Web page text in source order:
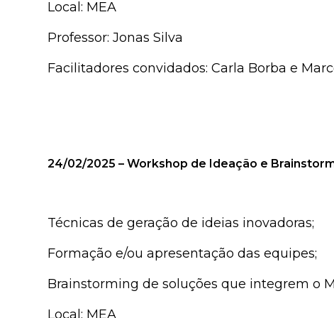
Local: MEA
Professor: Jonas Silva
Facilitadores convidados: Carla Borba e
24/02/2025 – Workshop de Ideação e
Técnicas de geração de ideias inovadoras;
Formação e/ou apresentação das equipes;
Brainstorming de soluções que integrem o
Local: MEA